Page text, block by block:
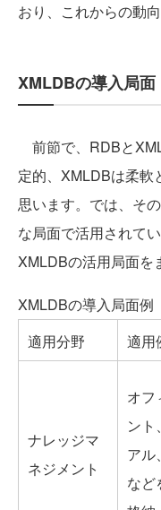
おり、これからの動
XMLDBの導入局面
前節で、RDBと
定的、XMLDBは柔軟
思います。では、そ
な局面で活用されて
XMLDBの活用局面を
XMLDBの導入局面例
適用分野
適用
ナレッジマ
ネジメント
オフ
ント
アル
など